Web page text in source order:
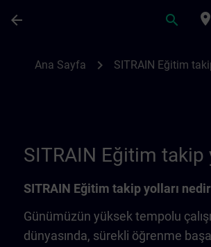
arrow_back search place
Ana Sayfa chevron_right SITRAIN Eğitim
SITRAIN Eğitim takip
SITRAIN Eğitim takip yolları
Günümüzün yüksek tempolu
dünyasında, sürekli öğrenme